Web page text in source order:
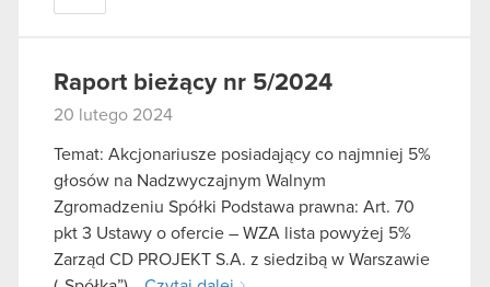
Raport bieżący nr 5/2024
20 lutego 2024
Temat: Akcjonariusze posiadający co najmniej 5%
głosów na Nadzwyczajnym Walnym
Zgromadzeniu Spółki Podstawa prawna: Art. 70
pkt 3 Ustawy o ofercie – WZA lista powyżej 5%
Zarząd CD PROJEKT S.A. z siedzibą w Warszawie